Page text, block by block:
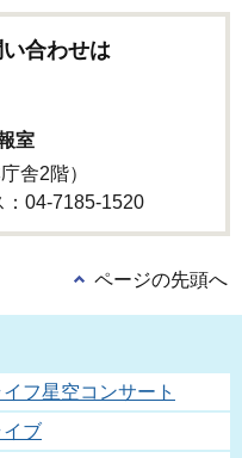
合わせは
室
舎2階）
：04-7185-1520
ページの先頭へ
フ星空コンサート
ブ